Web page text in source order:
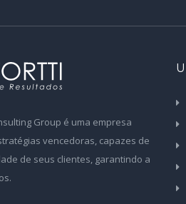
Group é uma empresa
vencedoras, capazes de
de seus clientes, garantindo a